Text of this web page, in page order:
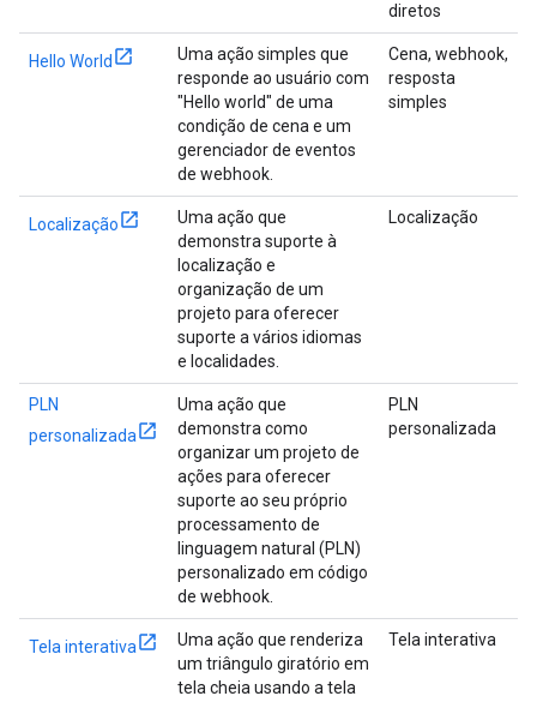
diretos
Hello World
Uma ação simples que
responde ao usuário com
"Hello world" de uma
condição de cena e um
gerenciador de eventos
de webhook.
Cena, webhook,
resposta
simples
Localização
Uma ação que
demonstra suporte à
localização e
organização de um
projeto para oferecer
suporte a vários idiomas
e localidades.
Localização
PLN
personalizada
Uma ação que
demonstra como
organizar um projeto de
ações para oferecer
suporte ao seu próprio
processamento de
linguagem natural (PLN)
personalizado em código
de webhook.
PLN
personalizada
Tela interativa
Uma ação que renderiza
um triângulo giratório em
tela cheia usando a tela
Tela interativa